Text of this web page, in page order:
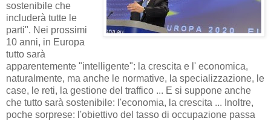
sostenibile che
includerà tutte le
parti". Nei prossimi
10 anni, in Europa
tutto sarà
apparentemente "intelligente": la crescita e l' economica,
naturalmente, ma anche le normative, la specializzazione, le
case, le reti, la gestione del traffico ... E si suppone anche
che tutto sarà sostenibile: l'economia, la crescita ... Inoltre,
poche sorprese: l'obiettivo del tasso di occupazione passa